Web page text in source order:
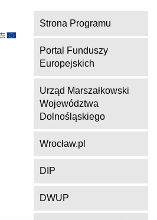
Strona Programu
Portal Funduszy
Europejskich
Urząd Marszałkowski
Województwa
Dolnośląskiego
Wrocław.pl
DIP
DWUP